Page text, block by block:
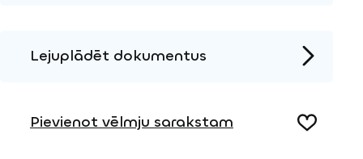
Lejuplādēt dokumentus
Pievienot vēlmju sarakstam